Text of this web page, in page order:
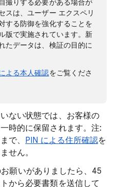
撮りする必要がある場合が
スは、ユーザー エクスペリ
する防御を強化することを
版で実施されています。新
たデータは、検証の目的に
よる本人確認をご覧くださ
ない状態では、お客様の
時的に保留されます。注:
で、 PIN による住所確認を
せん。
願いがありましたら、45
から必要書類を送信して